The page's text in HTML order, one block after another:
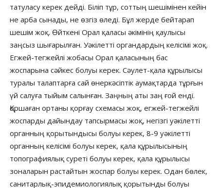
татуласу керек дейді. Біліп тұр, соттың шешімінен кейін
не арба сынады, не өзгіз өледі. Бұл жерде бейтарап
шешім жоқ. Өйткені Орал қаласы әкімінің қаулысы
заңсыз шығарылған. Уәкілетті органдардың келісімі жоқ.
Егжей-тегжейлі жобасы Орал қаласының бас
жоспарына сәйкес болуы керек. Сәулет-қала құрылысы
туралы талаптарға сай өнеркәсіптік аумақтарда тұрғын
үй салуға тыйым салынған. Заңның аты заң ғой енді.
Қоршаған ортаны қорғау схемасы жоқ, егжей-тегжейлі
жоспарды дайындау тапсырмасы жоқ, негізгі уәкілетті
органның қорытындысы болуы керек, 8-9 уәкілетті
органның келісімі болуы керек, қала құрылысының
топографиялық суреті болуы керек, қала құрылысы
зоналарын растайтын жоспар болуы керек. Одан бөлек,
санитарлық-эпидемиологиялық қорытынды болуы